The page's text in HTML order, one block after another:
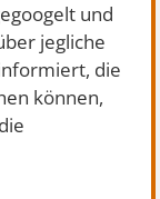
und
jegliche
die
können,